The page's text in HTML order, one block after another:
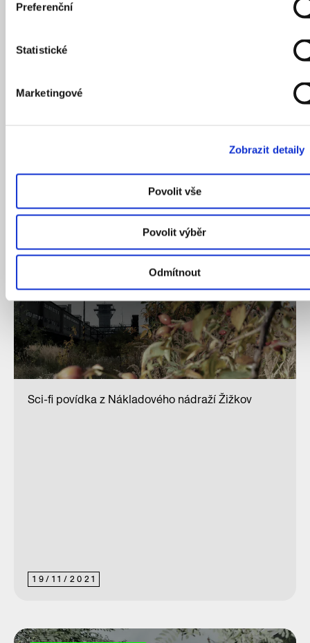
Preferenční
Statistické
Marketingové
Zobrazit detaily
Povolit vše
Povolit výběr
Odmítnout
ZDIVOČELÁ PRAHA
19/ 11/ 2021
Sci-fi povídka z Nákladového nádraží Žižkov